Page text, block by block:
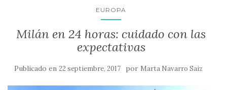
EUROPA
Milán en 24 horas: cuidado con las
expectativas
Publicado en 22 septiembre, 2017 por Marta Navarro Saiz